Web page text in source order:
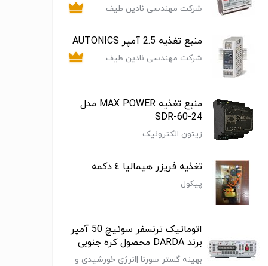
شرکت مهندسی نادین طیف
منبع تغذیه 2.5 آمپر AUTONICS
شرکت مهندسی نادین طیف
منبع تغذیه MAX POWER مدل
SDR-60-24
زیتون الکترونیک
تغذیه فریزر هیمالیا ٤ دکمه
پیکول
اتوماتیک ترنسفر سوئیچ 50 آمپر
برند DARDA محصول کره جنوبی
بهینه گستر سورنا |انرژی خورشیدی و